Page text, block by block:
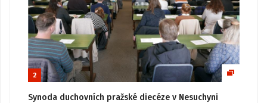
2
Synoda duchovních pražské diecéze v Nesuchyni